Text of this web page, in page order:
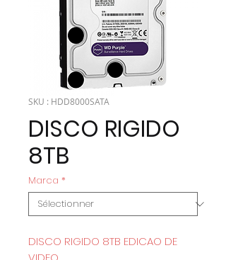
SKU : HDD8000SATA
DISCO RIGIDO
8TB
Marca *
DISCO RIGIDO 8TB EDICAO DE